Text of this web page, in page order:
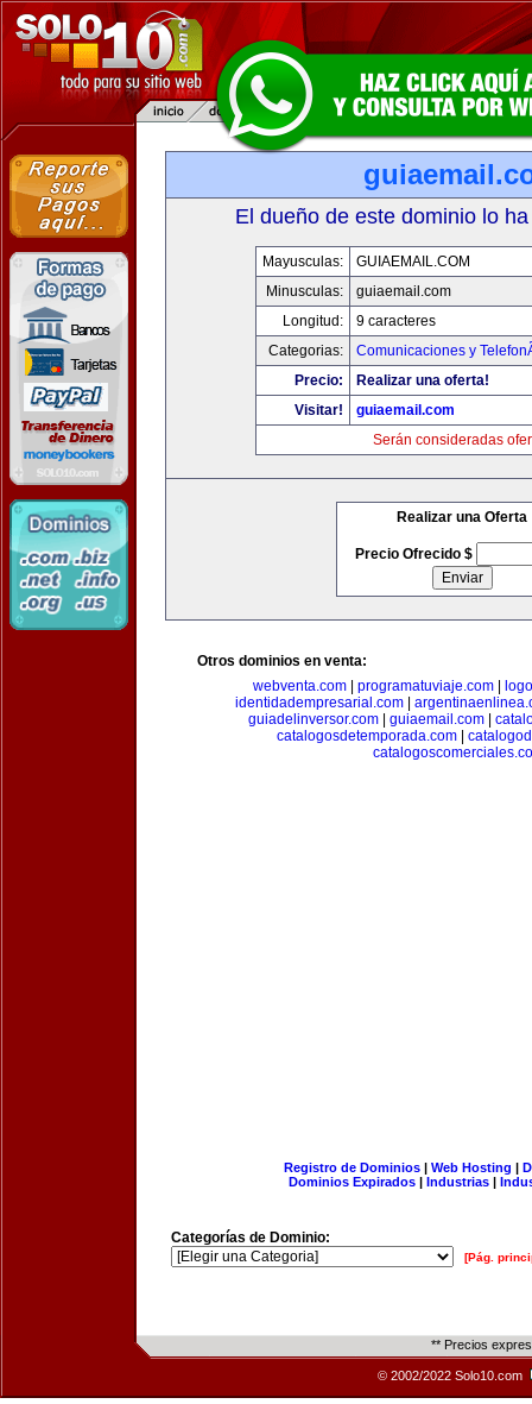
El dueño de este dominio lo
Mayusculas:
GUIAEMAIL.COM
Minusculas:
guiaemail.com
Longitud:
9 caracteres
Categorias:
Comunicaciones y
Precio:
Realizar una oferta!
Visitar!
guiaemail.com
Serán consideradas
Realizar una Oferta
Precio Ofrecido $
Otros dominios en venta:
webventa.com
programatuviaje.com
identidadempresarial.com
guiadelinversor.com| guiaemail.com|
catalogosdetemporada.com|
Registro de Dominios| Web Hosting |
Dominios Expirados | Industrias |
Categorías de Dominio:
[Pág.
** Precios
© 2002/2022 Solo10.com